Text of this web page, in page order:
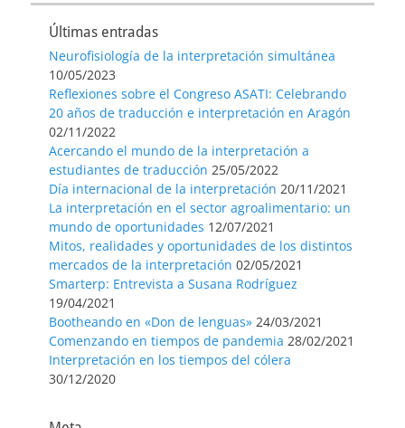
Últimas entradas
Neurofisiología de la interpretación simultánea
10/05/2023
Reflexiones sobre el Congreso ASATI: Celebrando
20 años de traducción e interpretación en Aragón
02/11/2022
Acercando el mundo de la interpretación a
estudiantes de traducción 25/05/2022
Día internacional de la interpretación 20/11/2021
La interpretación en el sector agroalimentario: un
mundo de oportunidades 12/07/2021
Mitos, realidades y oportunidades de los distintos
mercados de la interpretación 02/05/2021
Smarterp: Entrevista a Susana Rodríguez
19/04/2021
Bootheando en «Don de lenguas» 24/03/2021
Comenzando en tiempos de pandemia 28/02/2021
Interpretación en los tiempos del cólera
30/12/2020